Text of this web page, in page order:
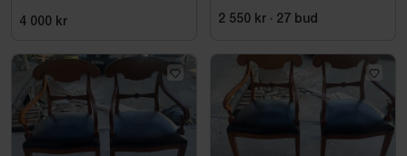
4 000 kr
2 550 kr · 27 bud